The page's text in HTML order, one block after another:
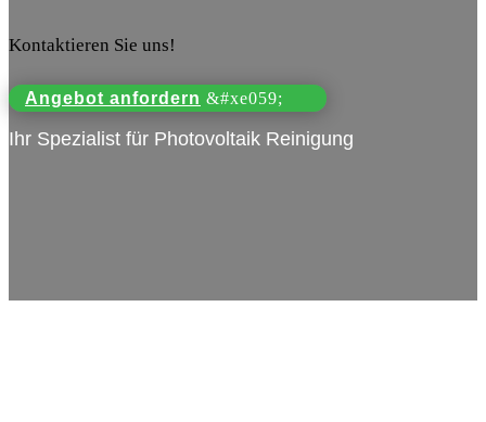
Kontaktieren Sie uns!
Angebot anfordern
Ihr Spezialist für Photovoltaik Reinigung